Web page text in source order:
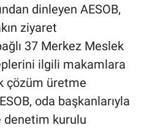
dinleyen AESOB,
ziyaret
37 Merkez Meslek
ilgili makamlara
çözüm üretme
oda başkanlarıyla
denetim kurulu